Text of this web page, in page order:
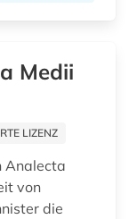
Medii
LIZENZ
Analecta
von
die